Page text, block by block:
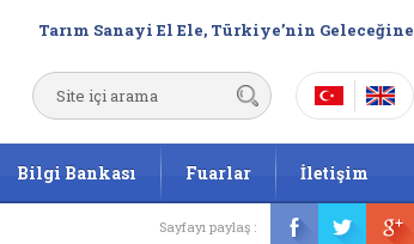
Tarım Sanayi El Ele, Türkiye’nin Geleceğine
Bilgi Bankası Fuarlar İletişim
Sayfayı paylaş :